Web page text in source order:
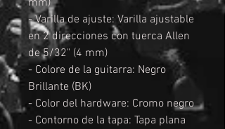
mm)
- Varilla de ajuste: Varilla ajustable
en 2 direcciones con tuerca Allen
de 5/32" (4 mm)
- Colore de la guitarra: Negro
Brillante (BK)
- Color del hardware: Cromo negro
- Contorno de la tapa: Tapa plana